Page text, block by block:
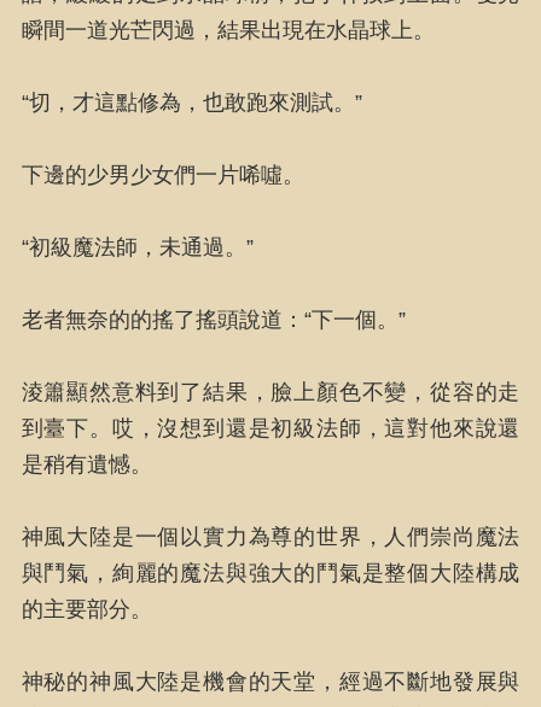
瞬間一道光芒閃過，結果出現在水晶球上。
“切，才這點修為，也敢跑來測試。”
下邊的少男少女們一片唏噓。
“初級魔法師，未通過。”
老者無奈的的搖了搖頭說道：“下一個。”
淩簫顯然意料到了結果，臉上顏色不變，從容的走
到臺下。哎，沒想到還是初級法師，這對他來說還
是稍有遺憾。
神風大陸是一個以實力為尊的世界，人們崇尚魔法
與鬥氣，絢麗的魔法與強大的鬥氣是整個大陸構成
的主要部分。
神秘的神風大陸是機會的天堂，經過不斷地發展與